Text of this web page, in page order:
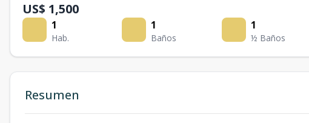
US$ 1,500
1
Hab.
1
Baños
1
½ Baños
Resumen